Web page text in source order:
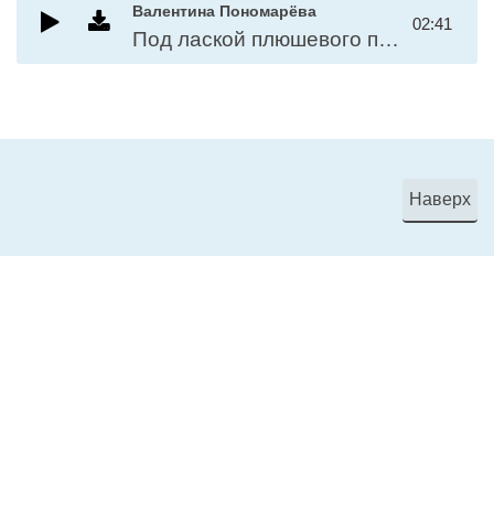
Валентина Пономарёва
Под лаской плюшевого пледа
02:41
Наверх